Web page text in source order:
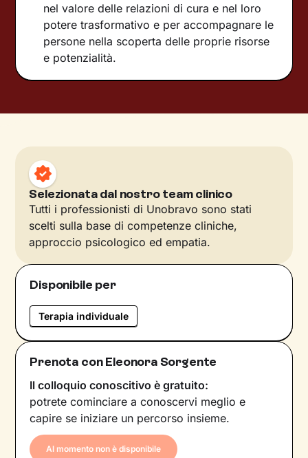
nel valore delle relazioni di cura e nel loro
potere trasformativo e per accompagnare le
persone nella scoperta delle proprie risorse
e potenzialità.
Selezionata dal nostro team clinico
Tutti i professionisti di Unobravo sono stati
scelti sulla base di competenze cliniche,
approccio psicologico ed empatia.
Disponibile per
Terapia individuale
Prenota con Eleonora Sorgente
Il colloquio conoscitivo è gratuito:
potrete cominciare a conoscervi meglio e
capire se iniziare un percorso insieme.
Al momento non è disponibile